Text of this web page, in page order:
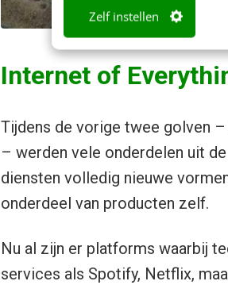
Zelf instellen
Internet of
Tijdens de vorige twee golven –
– werden vele onderdelen uit
diensten volledig nieuwe
onderdeel van producten zelf.
Nu al zijn er platforms waarbij
services als Spotify, Netflix,